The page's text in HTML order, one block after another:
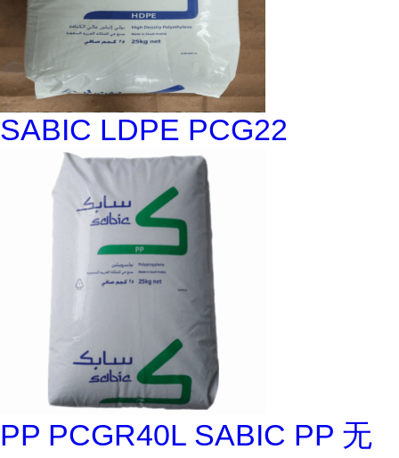
SABIC LDPE PCG22
PP PCGR40L SABIC PP 无